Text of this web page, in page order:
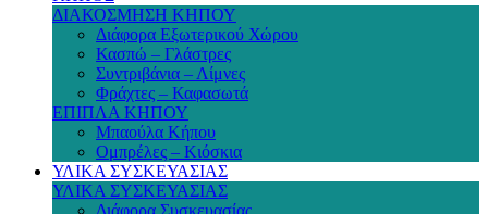
ΔΙΑΚΟΣΜΗΣΗ ΚΗΠΟΥ
Διάφορα Εξωτερικού Χώρου
Κασπώ – Γλάστρες
Συντριβάνια – Λίμνες
Φράχτες – Καφασωτά
ΕΠΙΠΛΑ ΚΗΠΟΥ
Μπαούλα Κήπου
Ομπρέλες – Κιόσκια
ΥΛΙΚΑ ΣΥΣΚΕΥΑΣΙΑΣ
ΥΛΙΚΑ ΣΥΣΚΕΥΑΣΙΑΣ
Διάφορα Συσκευασίας